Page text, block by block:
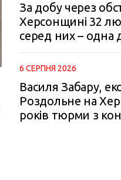
За добу через
Херсонщині 32
серед них – одна
6 СЕРПНЯ 2026
Василя Забару,
Роздольне на
років тюрми з